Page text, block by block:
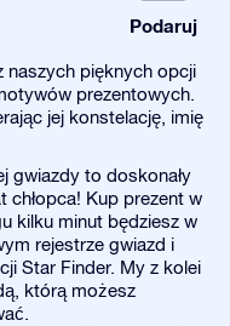
Podaruj
naszych pięknych opcji
prezentowych.
jej konstelację, imię
gwiazdy to doskonały
Kup prezent w
kilku minut będziesz w
rejestrze gwiazd i
Star Finder. My z kolei
którą możesz